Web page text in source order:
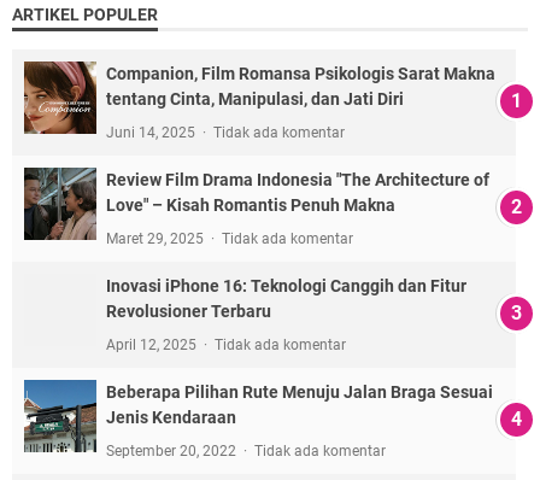
ARTIKEL POPULER
Companion, Film Romansa Psikologis Sarat Makna
tentang Cinta, Manipulasi, dan Jati Diri
Juni 14, 2025 Tidak ada komentar
Review Film Drama Indonesia "The Architecture of
Love" – Kisah Romantis Penuh Makna
Maret 29, 2025 Tidak ada komentar
Inovasi iPhone 16: Teknologi Canggih dan Fitur
Revolusioner Terbaru
April 12, 2025 Tidak ada komentar
Beberapa Pilihan Rute Menuju Jalan Braga Sesuai
Jenis Kendaraan
September 20, 2022 Tidak ada komentar